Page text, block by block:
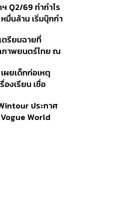
ะเมินปล่อยตัว
Q2/69 ทำกำไร
หมื่นล้าน เริ่มบุ๊กกำ
รายได้ครึ่งปีทะลุ
ล้าน
ตรียมฉายที่
ภาพยนตร์ไทย ณ
ผยเด็กก่อเหตุ
องเรียน เชื่อ
กว่า 30 นัด หาก
ตัวเองอาจสูญ
ประกาศ
World